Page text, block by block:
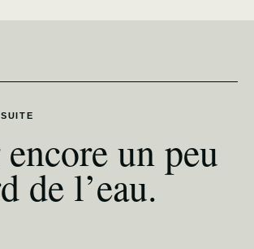
un peu
de l’eau.